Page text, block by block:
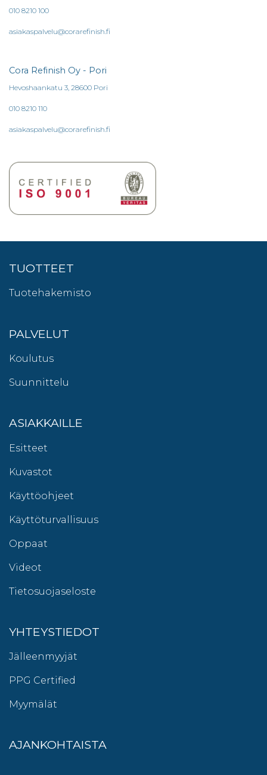
010 8210 100
asiakaspalvelu@corarefinish.fi
Cora Refinish Oy - Pori
Hevoshaankatu 3, 28600 Pori
010 8210 110
asiakaspalvelu@corarefinish.fi
TUOTTEET
Tuotehakemisto
PALVELUT
Koulutus
Suunnittelu
ASIAKKAILLE
Esitteet
Kuvastot
Käyttöohjeet
Käyttöturvallisuus
Oppaat
Videot
Tietosuojaseloste
YHTEYSTIEDOT
Jälleenmyyjät
PPG Certified
Myymälät
AJANKOHTAISTA